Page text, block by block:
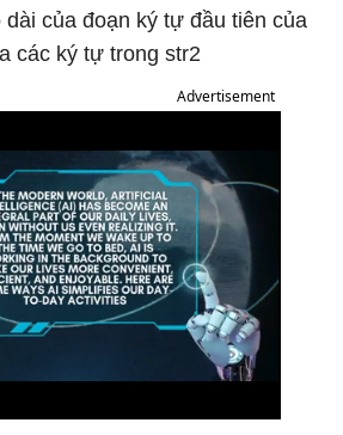
dài của đoạn ký tự đầu tiên của
các ký tự trong str2
Advertisement